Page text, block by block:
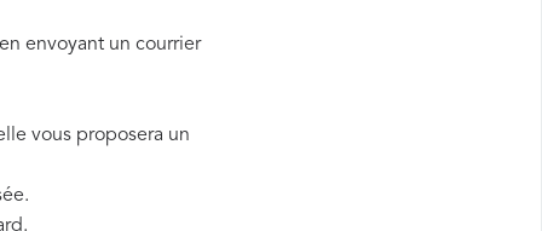
envoyant un courrier
vous proposera un